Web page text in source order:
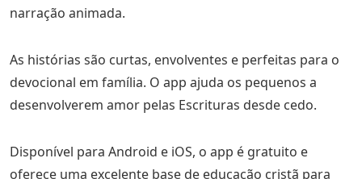
narração animada.
As histórias são curtas, envolventes e perfeitas para o
devocional em família. O app ajuda os pequenos a
desenvolverem amor pelas Escrituras desde cedo.
Disponível para Android e iOS, o app é gratuito e
oferece uma excelente base de educação cristã para